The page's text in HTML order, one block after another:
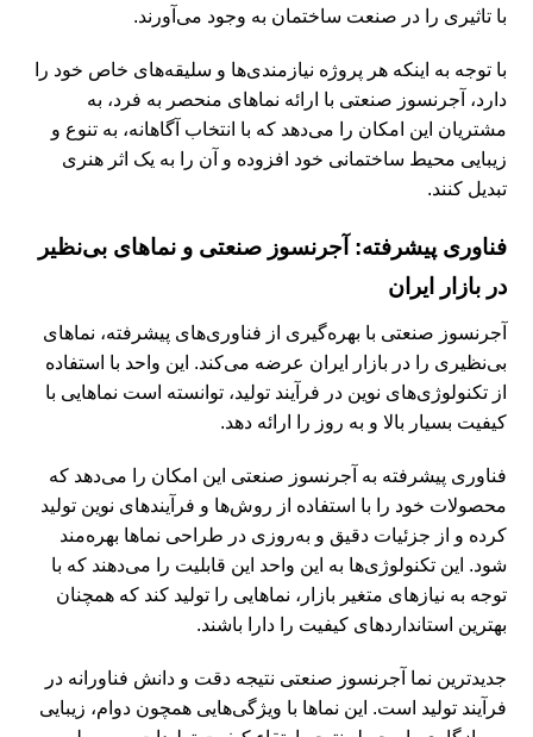
با تاثیری را در صنعت ساختمان به وجود می‌آورند.
با توجه به اینکه هر پروژه نیازمندی‌ها و سلیقه‌های خاص خود را
دارد، آجرنسوز صنعتی با ارائه نماهای منحصر به فرد، به
مشتریان این امکان را می‌دهد که با انتخاب آگاهانه، به تنوع و
زیبایی محیط ساختمانی خود افزوده و آن را به یک اثر هنری
تبدیل کنند.
فناوری پیشرفته: آجرنسوز صنعتی و نماهای بی‌نظیر
در بازار ایران
آجرنسوز صنعتی با بهره‌گیری از فناوری‌های پیشرفته، نماهای
بی‌نظیری را در بازار ایران عرضه می‌کند. این واحد با استفاده
از تکنولوژی‌های نوین در فرآیند تولید، توانسته است نماهایی با
کیفیت بسیار بالا و به روز را ارائه دهد.
فناوری پیشرفته به آجرنسوز صنعتی این امکان را می‌دهد که
محصولات خود را با استفاده از روش‌ها و فرآیندهای نوین تولید
کرده و از جزئیات دقیق و به‌روزی در طراحی نماها بهره‌مند
شود. این تکنولوژی‌ها به این واحد این قابلیت را می‌دهند که با
توجه به نیازهای متغیر بازار، نماهایی را تولید کند که همچنان
بهترین استانداردهای کیفیت را دارا باشند.
جدیدترین نما آجرنسوز صنعتی نتیجه دقت و دانش فناورانه در
فرآیند تولید است. این نماها با ویژگی‌هایی همچون دوام، زیبایی